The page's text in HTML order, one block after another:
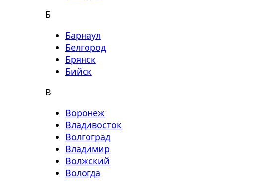
Б
Барнаул
Белгород
Брянск
Бийск
В
Воронеж
Владивосток
Волгоград
Владимир
Волжский
Вологда